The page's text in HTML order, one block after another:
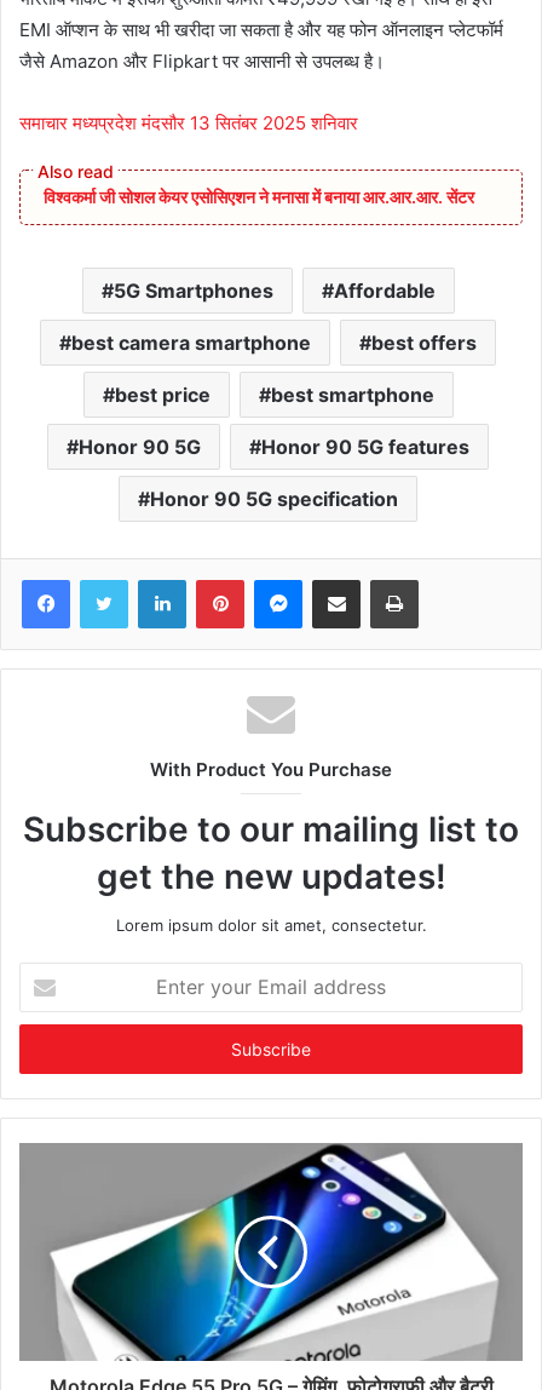
EMI ऑप्शन के साथ भी खरीदा जा सकता है और यह फोन ऑनलाइन प्लेटफॉर्म
जैसे Amazon और Flipkart पर आसानी से उपलब्ध है।
समाचार मध्यप्रदेश मंदसौर 13 सितंबर 2025 शनिवार
विश्वकर्मा जी सोशल केयर एसोसिएशन ने मनासा में बनाया आर.आर.आर. सेंटर
5G Smartphones Affordable
best camera smartphone best offers
best price best smartphone
Honor 90 5G Honor 90 5G features
Honor 90 5G specification
FacebookTwitter LinkedInPinterestMessenger
Share via Email Print
With Product You Purchase
Subscribe to our mailing list to
get the new updates!
Lorem ipsum dolor sit amet, consectetur.
your
Email